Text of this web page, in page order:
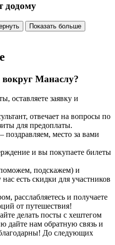
додому
Показать больше
вокруг Манаслу?
оставляете заявку и
отвечает на вопросы по
для предоплаты.
поздравляем, место за вами
и вы покупаете билеты
подскажем) и
есть скидки для участников
расслабляетесь и получаете
от путешествия!
делать посты с хештегом
дайте нам обратную связь и
До следующих